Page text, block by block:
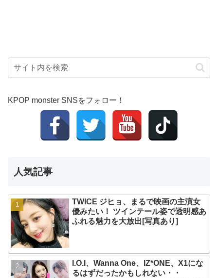
KPOP monster SNSをフォロー！
人気記事
TWICE ジヒョ、まるで映画の主演女
優みたい！ ツインテール姿で透明感あ
ふれる魅力を大放出[写真あり]
I.O.I、Wanna One、IZ*ONE、X1にな
るはずだったかもしれない・・